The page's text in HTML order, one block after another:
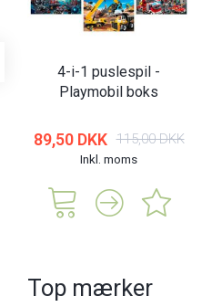
4-i-1 puslespil -
Playmobil boks
89,50 DKK 115,00 DKK
Inkl. moms
Top mærker